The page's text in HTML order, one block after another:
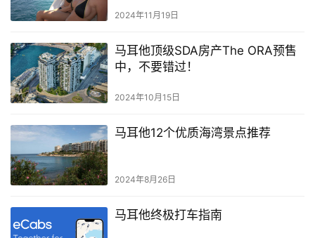
2024年11月19日
马耳他顶级SDA房产The ORA预售
中，不要错过！
2024年10月15日
马耳他12个优质海湾景点推荐
2024年8月26日
马耳他终极打车指南